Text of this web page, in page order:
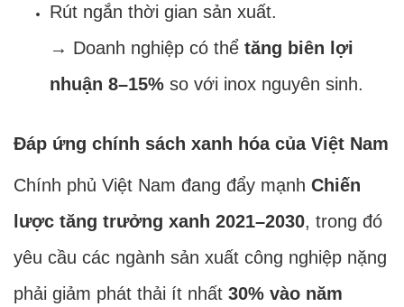
Rút ngắn thời gian sản xuất.
→ Doanh nghiệp có thể tăng biên lợi
nhuận 8–15% so với inox nguyên sinh.
Đáp ứng chính sách xanh hóa của Việt Nam
Chính phủ Việt Nam đang đẩy mạnh Chiến
lược tăng trưởng xanh 2021–2030, trong đó
yêu cầu các ngành sản xuất công nghiệp nặng
phải giảm phát thải ít nhất 30% vào năm